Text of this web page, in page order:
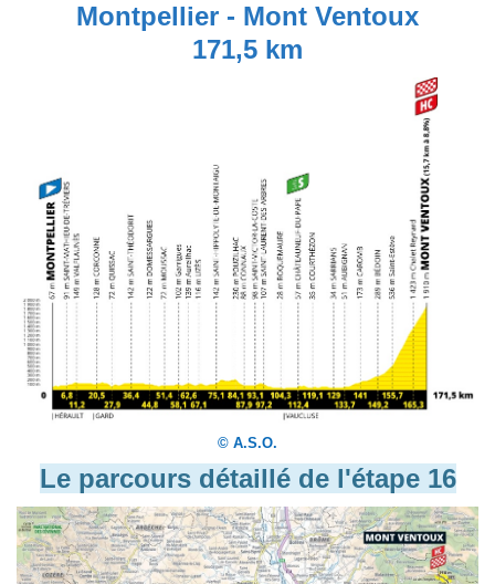
Montpellier - Mont Ventoux
171,5 km
© A.S.O.
Le parcours détaillé de l'étape 16